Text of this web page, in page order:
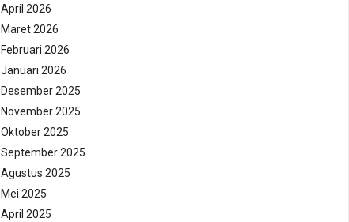
April 2026
Maret 2026
Februari 2026
Januari 2026
Desember 2025
November 2025
Oktober 2025
September 2025
Agustus 2025
Mei 2025
April 2025